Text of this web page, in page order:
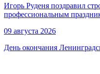
Игорь Руденя поздравил
профессиональным
09 августа 2026
День окончания